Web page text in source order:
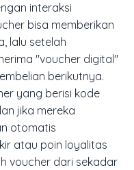
interaksi
bisa memberikan
lalu setelah
"voucher digital"
berikutnya.
yang berisi kode
jika mereka
otomatis
atau poin loyalitas
voucher dari sekadar